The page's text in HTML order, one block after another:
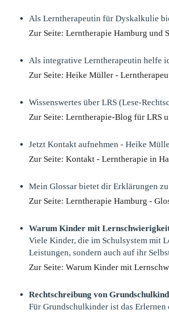
Als Lerntherapeutin für Dyskalkulie
Zur Seite: Lerntherapie Hamburg und
Als integrative Lerntherapeutin helfe
Zur Seite: Heike Müller -
Wissenswertes über LRS (Lese-
Zur Seite: Lerntherapie-Blog für LRS
Jetzt Kontakt aufnehmen - Heike
Zur Seite: Kontakt - Lerntherapie in
Mein Glossar bietet dir Erklärungen
Zur Seite: Lerntherapie Hamburg -
Warum Kinder mit
Viele Kinder, die im Schulsystem mit
Leistungen, sondern auch auf ihr
Zur Seite: Warum Kinder mit
Rechtschreibung von
Für Grundschulkinder ist das